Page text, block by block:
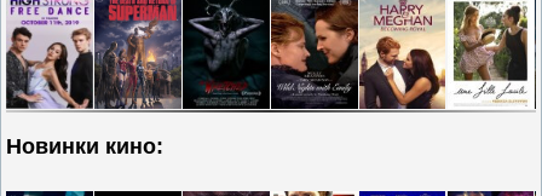
Новинки кино: